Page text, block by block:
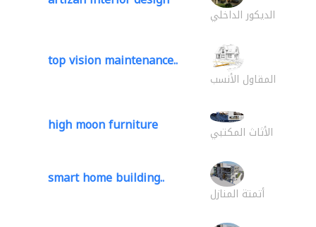
الديكور الداخلي
top vision maintenance..
المقاول الأنسب
high moon furniture الأثاث المكتبي
smart home building..
أتمتة المنازل